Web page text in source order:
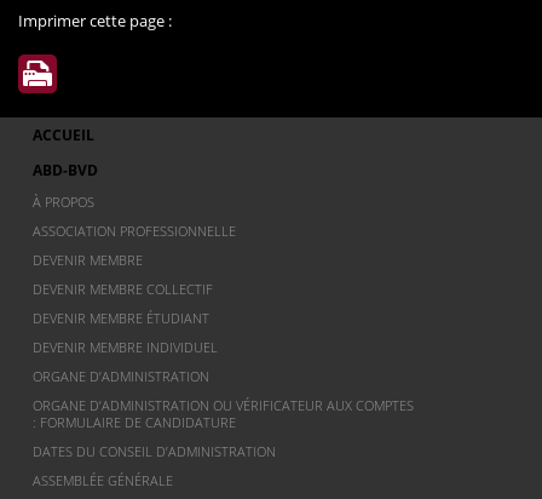
Imprimer cette page :
ACCUEIL
ABD-BVD
À PROPOS
ASSOCIATION PROFESSIONNELLE
DEVENIR MEMBRE
DEVENIR MEMBRE COLLECTIF
DEVENIR MEMBRE ÉTUDIANT
DEVENIR MEMBRE INDIVIDUEL
ORGANE D’ADMINISTRATION
ORGANE D’ADMINISTRATION OU VÉRIFICATEUR AUX COMPTES
: FORMULAIRE DE CANDIDATURE
DATES DU CONSEIL D’ADMINISTRATION
ASSEMBLÉE GÉNÉRALE